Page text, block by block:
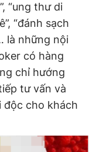
“ung thư di
“đánh sạch
là những nội
có hàng
chỉ hướng
tư vấn và
độc cho khách